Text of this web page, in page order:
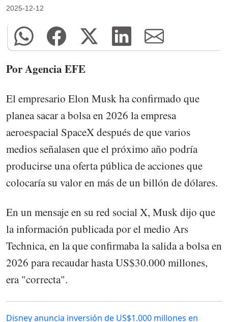
2025-12-12
Por Agencia EFE
El empresario Elon Musk ha confirmado que
planea sacar a bolsa en 2026 la empresa
aeroespacial SpaceX después de que varios
medios señalasen que el próximo año podría
producirse una oferta pública de acciones que
colocaría su valor en más de un billón de dólares.
En un mensaje en su red social X, Musk dijo que
la información publicada por el medio Ars
Technica, en la que confirmaba la salida a bolsa en
2026 para recaudar hasta US$30.000 millones,
era "correcta".
Disney anuncia inversión de US$1.000 millones en